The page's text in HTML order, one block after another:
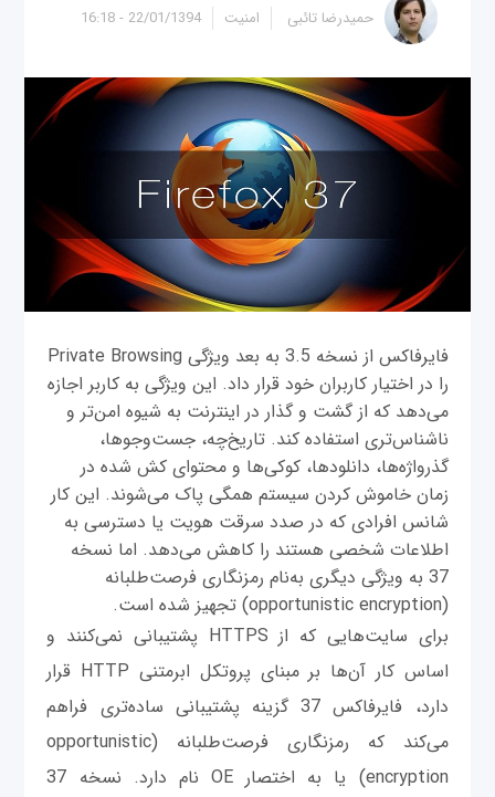
22/01/1394 - 16:18 حمیدرضا تائبی امنیت
فایرفاکس از نسخه 3.5 به بعد ویژگی Private Browsing
را در اختیار کاربران خود قرار داد. این ویژگی به کاربر اجازه
می‌دهد که از گشت و گذار در اینترنت به شیوه امن‌تر و
ناشناس‌تری استفاده کند. تاریخ‌چه، جست‌و‌جوها،
گذرواژه‌ها، دانلودها، کوکی‌ها و محتوای کش شده در
زمان خاموش کردن سیستم همگی پاک می‌شوند. این کار
شانس افرادی که در صدد سرقت هویت یا دسترسی به
اطلاعات شخصی هستند را کاهش می‌دهد. اما نسخه
37 به ویژگی دیگری به‌نام رمزنگاری فرصت‌طلبانه
(opportunistic encryption) تجهیز شده است.
برای سایت‌هایی که از HTTPS پشتیبانی نمی‌کنند و
اساس کار آن‌‌ها بر مبنای پروتکل ابرمتنی HTTP قرار
دارد، فایرفاکس 37 گزینه پشتیبانی ساده‌تری فراهم
می‌کند که رمزنگاری فرصت‌طلبانه (opportunistic
encryption) یا به اختصار OE نام دارد. نسخه 37